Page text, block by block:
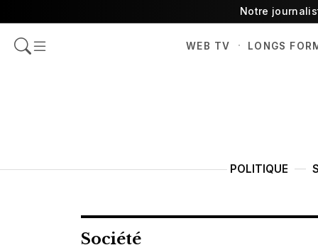
Notre
WEB TV · LONGS
POLITIQUE
Société